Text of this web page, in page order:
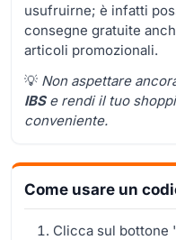
usufruirne; è infatti
consegne gratuite
articoli promozionali.
💡 Non aspettare
IBS e rendi il tuo
conveniente.
Come usare un
Clicca sul bottone